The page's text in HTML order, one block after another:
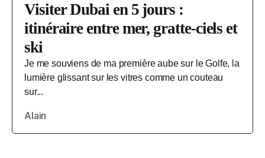
Visiter Dubai en 5 jours :
itinéraire entre mer, gratte-ciels et
ski
Je me souviens de ma première aube sur le Golfe, la
lumière glissant sur les vitres comme un couteau
sur...
Alain